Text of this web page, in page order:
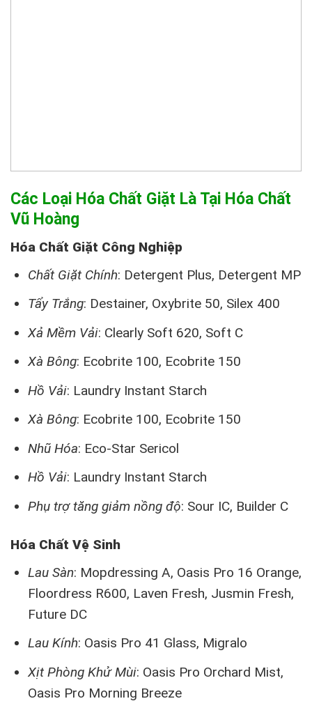
Các Loại Hóa Chất Giặt Là Tại Hóa Chất
Vũ Hoàng
Hóa Chất Giặt Công Nghiệp
Chất Giặt Chính: Detergent Plus, Detergent MP
Tẩy Trắng: Destainer, Oxybrite 50, Silex 400
Xả Mềm Vải: Clearly Soft 620, Soft C
Xà Bông: Ecobrite 100, Ecobrite 150
Hồ Vải: Laundry Instant Starch
Xà Bông: Ecobrite 100, Ecobrite 150
Nhũ Hóa: Eco-Star Sericol
Hồ Vải: Laundry Instant Starch
Phụ trợ tăng giảm nồng độ: Sour IC, Builder C
Hóa Chất Vệ Sinh
Lau Sàn: Mopdressing A, Oasis Pro 16 Orange,
Floordress R600, Laven Fresh, Jusmin Fresh,
Future DC
Lau Kính: Oasis Pro 41 Glass, Migralo
Xịt Phòng Khử Mùi: Oasis Pro Orchard Mist,
Oasis Pro Morning Breeze